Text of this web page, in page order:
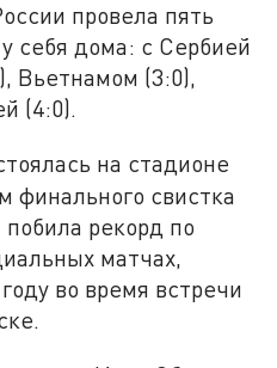
провела пять
себя дома: с Сербией
Вьетнамом (3:0),
(4:0).
на стадионе
финального свистка
рекорд по
матчах,
во время встречи